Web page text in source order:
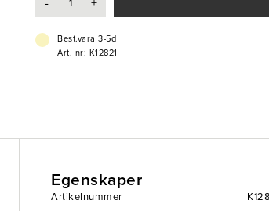
- +
Best.vara 3-5d
Art. nr: K12821
Egenskaper
Artikelnummer